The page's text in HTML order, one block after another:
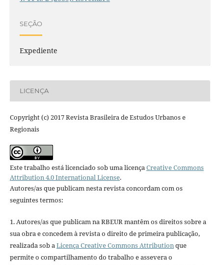
SEÇÃO
Expediente
LICENÇA
Copyright (c) 2017 Revista Brasileira de Estudos Urbanos e
Regionais
Este trabalho está licenciado sob uma licençaCreative Commons
Attribution 4.0 International License.
Autores/as que publicam nesta revista concordam com os
seguintes termos:
1. Autores/as que publicam na RBEUR mantêm os direitos sobre a
sua obra e concedem à revista o direito de primeira publicação,
realizada sob aLicença Creative Commons Attributionque
permite o compartilhamento do trabalho e assevera o